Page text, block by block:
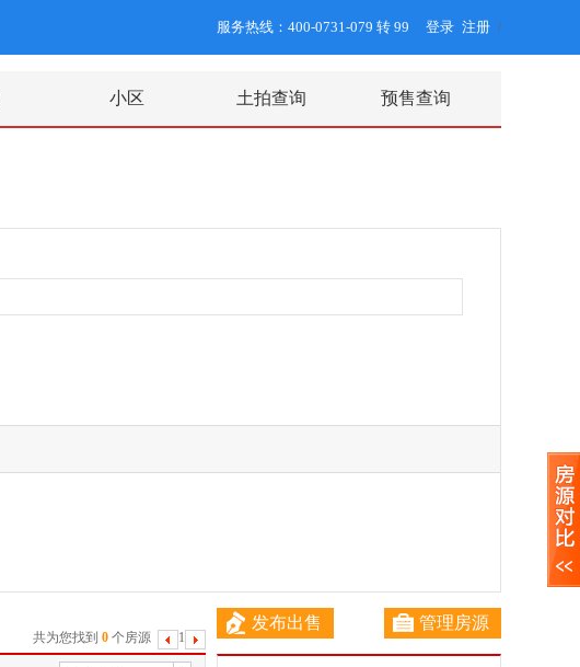
服务热线：400-0731-079 转 99 登录 /
注册
小区 土拍查询 预售查询
共为您找到 0 个房源 1
下
发布出售 管理房源